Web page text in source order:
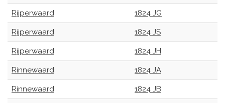
Rijperwaard 1824 JG
Rijperwaard 1824 JS
Rijperwaard 1824 JH
Rinnewaard 1824 JA
Rinnewaard 1824 JB